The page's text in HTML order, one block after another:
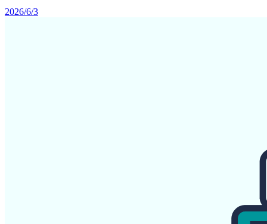
2026/6/3